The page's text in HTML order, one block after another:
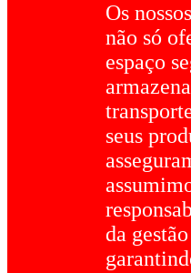
Os
não só
espaço
seus
da